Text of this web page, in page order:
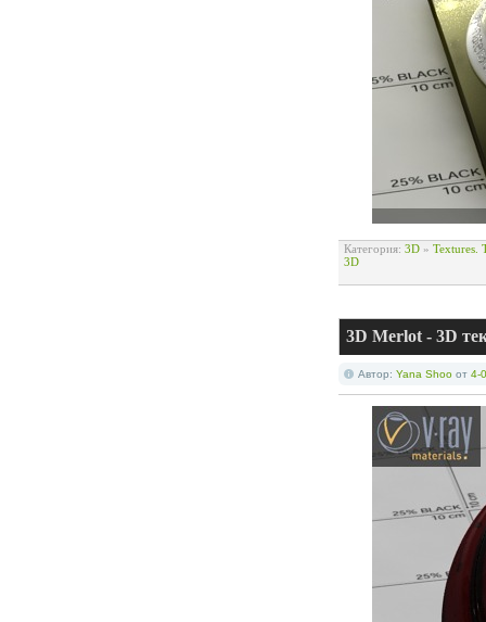
Категория: 3D » Textures.
3D
3D Merlot - 3D
Автор: Yana Shoo от 4-